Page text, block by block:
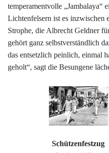
temperamentvolle „Jambalaya“
Lichtenfelsern ist es inzwischen
Strophe, die Albrecht Geldner
gehört ganz selbstverständlich
das entsetzlich peinlich, einmal
geholt“, sagt die Besungene
Schützenfestzug